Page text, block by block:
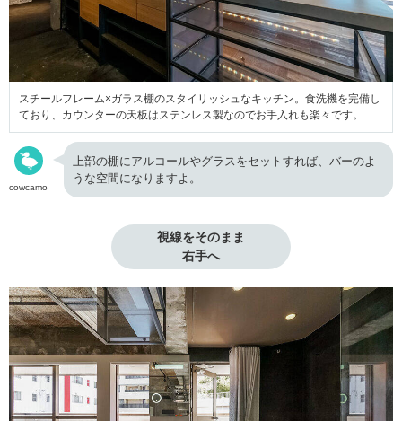
スチールフレーム×ガラス棚のスタイリッシュなキッチン。食洗機を完備し
ており、カウンターの天板はステンレス製なのでお手入れも楽々です。
cowcamo
上部の棚にアルコールやグラスをセットすれば、バーのよ
うな空間になりますよ。
視線をそのまま
右手へ